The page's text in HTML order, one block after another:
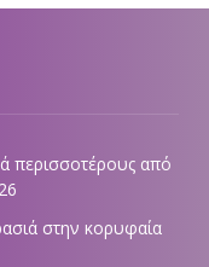
περισσοτέρους από
στην κορυφαία